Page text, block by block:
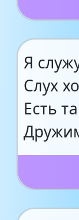
Я
Слух
Есть